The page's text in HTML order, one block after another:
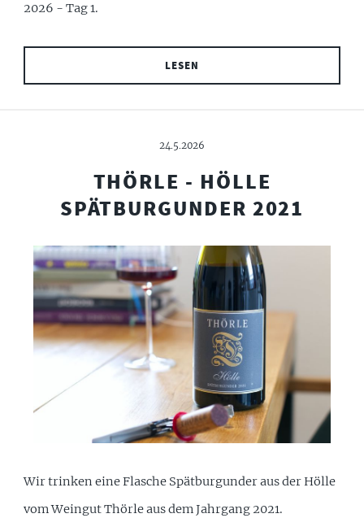
2026 - Tag 1.
LESEN
24.5.2026
THÖRLE - HÖLLE
SPÄTBURGUNDER 2021
Wir trinken eine Flasche Spätburgunder aus der Hölle
vom Weingut Thörle aus dem Jahrgang 2021.